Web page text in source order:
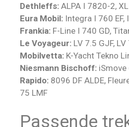
Dethleffs: ALPA I 7820-2,
Eura Mobil: Integra I 760 EF,
Frankia: F-Line I 740 GD,
Le Voyageur: LV 7.5 GJF,
Mobilvetta: K-Yacht Tekno
Niesmann Bischoff: iSmove
Rapido: 8096 DF ALDE,
75 LMF
Passende